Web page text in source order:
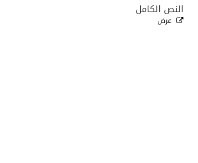
النص الكامل
عرض